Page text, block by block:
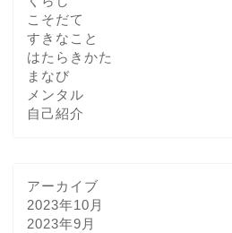
こそだて
すきなこと
はたらきかた
まなび
メンタル
自己紹介
アーカイブ
2023年10月
2023年9月